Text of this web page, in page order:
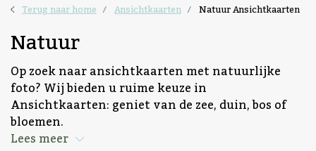
Terug naar home Ansichtkaarten Natuur Ansichtkaarten
Natuur
Op zoek naar ansichtkaarten met natuurlijke
foto? Wij bieden u ruime keuze in
Ansichtkaarten: geniet van de zee, duin, bos of
bloemen.
Lees meer